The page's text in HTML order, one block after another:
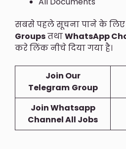
सबसे पहले सूचना पाने के लिए
GroupsतथाWhatsApp
करे लिंक नीचे दिया गया है।
Join Our
Telegram Group
Join Whatsapp
Channel All Jobs